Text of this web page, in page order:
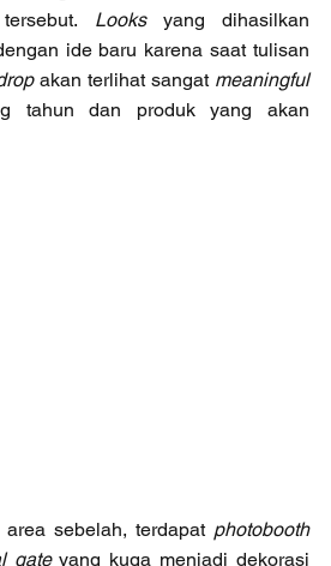
Looks yang dihasilkan
ide baru karena saat tulisan
akan terlihat sangat meaningful
tahun dan produk yang akan
sebelah, terdapat photobooth
gate yang kuga menjadi dekorasi